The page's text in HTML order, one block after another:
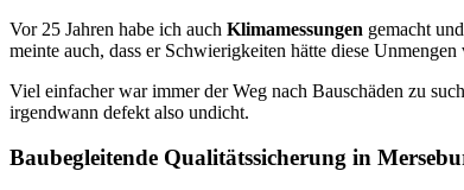
Vor 25 Jahren habe ich auch Klimamessungen gemacht
meinte auch, dass er Schwierigkeiten hätte diese
Viel einfacher war immer der Weg nach Bauschäden zu
irgendwann defekt also undicht.
Baubegleitende Qualitätssicherung in